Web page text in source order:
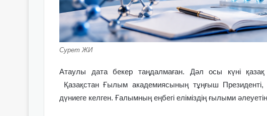
Сурет ЖИ
Атаулы дата бекер таңдалмаған. Дәл осы күні қазақ
Қазақстан Ғылым академиясының тұңғыш
дүниеге келген. Ғалымның еңбегі еліміздің ғылыми